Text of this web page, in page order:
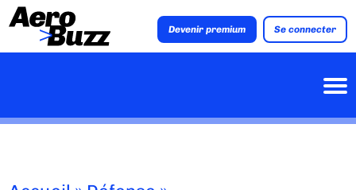
Devenir premium Se connecter